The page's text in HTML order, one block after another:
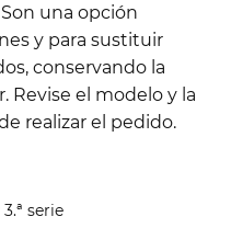
una opción
y para sustituir
conservando la
Revise el modelo y la
realizar el pedido.
3.ª serie